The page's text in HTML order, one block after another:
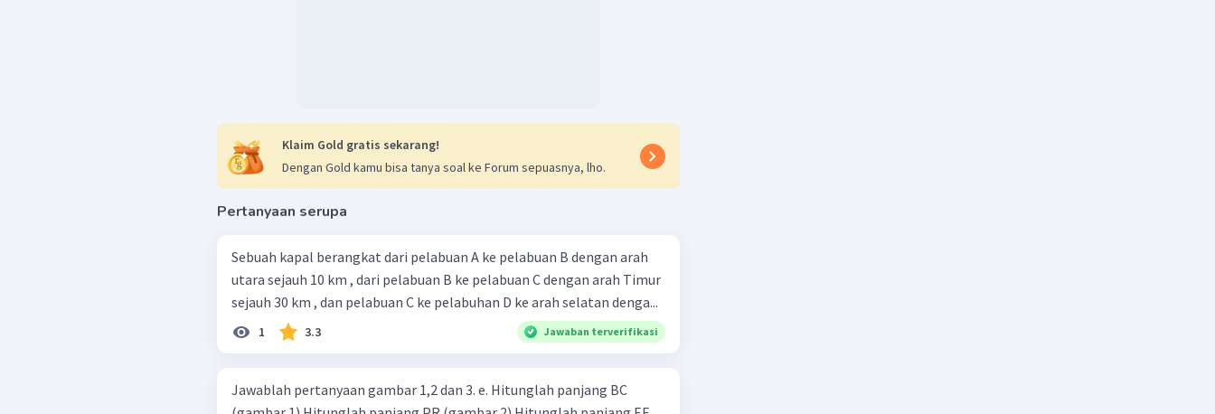
Klaim Gold gratis sekarang!
Dengan Gold kamu bisa tanya soal ke Forum sepuasnya, lho.
Pertanyaan serupa
Sebuah kapal berangkat dari pelabuan A ke pelabuan B dengan arah
utara sejauh 10 km , dari pelabuan B ke pelabuan C dengan arah Timur
sejauh 30 km , dan pelabuan C ke pelabuhan D ke arah selatan denga...
1 3.3 Jawaban terverifikasi
Jawablah pertanyaan gambar 1,2 dan 3. e. Hitunglah panjang BC